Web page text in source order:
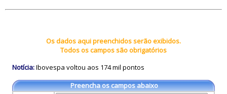
Os dados aqui preenchidos serão exibidos.
Todos os campos são obrigatórios
Notícia:Ibovespa voltou aos 174 mil pontos
Preencha os campos abaixo